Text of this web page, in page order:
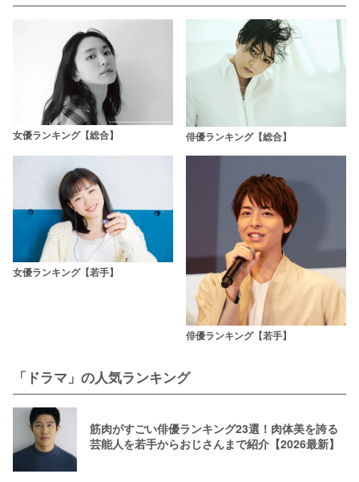
女優ランキング【総合】 俳優ランキング【総合】
女優ランキング【若手】
俳優ランキング【若手】
「ドラマ」の人気ランキング
筋肉がすごい俳優ランキング23選！肉体美を誇る
芸能人を若手からおじさんまで紹介【2026最新】